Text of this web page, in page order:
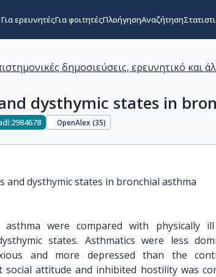
Για ερευνητέςΓια φοιτητέςΠλοήγησηΑναζήτηση
δημοσιεύσεις, ερευνητικό και
dysthymic states in
OpenAlex (35)
and dysthymic states in bronchial asthma
asthma were compared with physically
states. Asthmatics were less
and more depressed than the
social attitude and inhibited hostility was